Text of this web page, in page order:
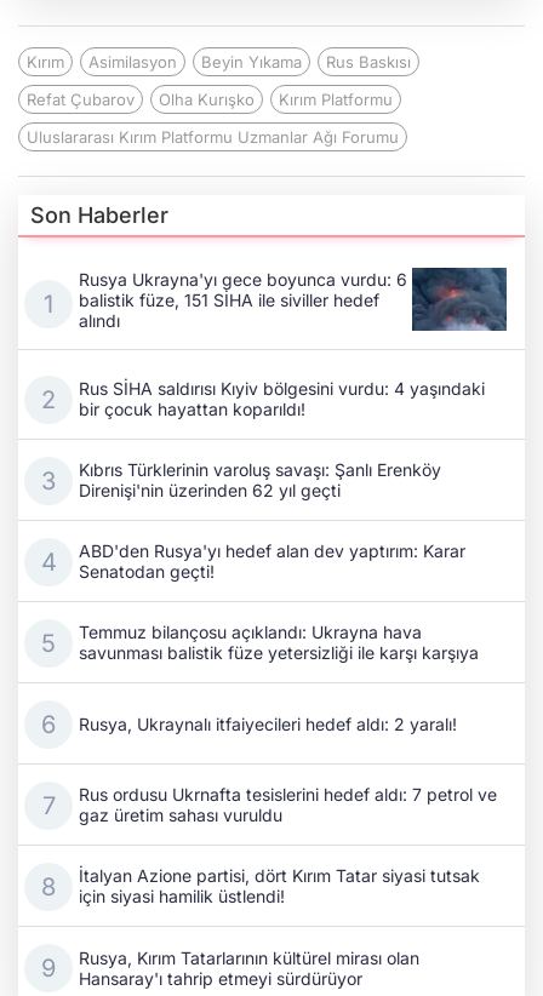
Kırım Asimilasyon Beyin Yıkama
Rus Baskısı
Refat Çubarov
Olha Kurışko
Kırım Platformu
Uluslararası Kırım Platformu Uzmanlar Ağı Forumu
Son Haberler
Rusya Ukrayna'yı gece boyunca vurdu: 6
balistik füze, 151 SİHA ile siviller hedef
alındı
Rus SİHA saldırısı Kıyiv bölgesini vurdu: 4 yaşındaki
bir çocuk hayattan koparıldı!
Kıbrıs Türklerinin varoluş savaşı: Şanlı Erenköy
Direnişi'nin üzerinden 62 yıl geçti
ABD'den Rusya'yı hedef alan dev yaptırım: Karar
Senatodan geçti!
Temmuz bilançosu açıklandı: Ukrayna hava
savunması balistik füze yetersizliği ile karşı karşıya
Rusya, Ukraynalı itfaiyecileri hedef aldı: 2 yaralı!
Rus ordusu Ukrnafta tesislerini hedef aldı: 7 petrol ve
gaz üretim sahası vuruldu
İtalyan Azione partisi, dört Kırım Tatar siyasi tutsak
için siyasi hamilik üstlendi!
Rusya, Kırım Tatarlarının kültürel mirası olan
Hansaray'ı tahrip etmeyi sürdürüyor